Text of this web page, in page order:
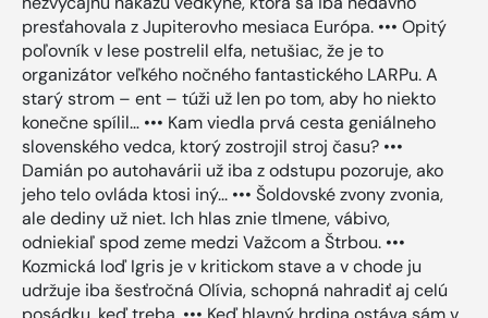
presťahovala z Jupiterovho mesiaca Európa. ••• Opitý
poľovník v lese postrelil elfa, netušiac, že je to
organizátor veľkého nočného fantastického LARPu. A
starý strom – ent – túži už len po tom, aby ho niekto
konečne spílil… ••• Kam viedla prvá cesta ge­niál­neho
slovenského vedca, ktorý zostrojil stroj času? •••
Damián po autohavárii už iba z odstupu pozoruje, ako
jeho telo ovláda ktosi iný... ••• Šoldovské zvony zvonia,
ale dediny už niet. Ich hlas znie tlmene, vábivo,
odniekiaľ spod zeme medzi Važcom a Štrbou. •••
Kozmická loď Igris je v kritickom stave a v chode ju
udržuje iba šesťročná Olívia, schopná nahradiť aj celú